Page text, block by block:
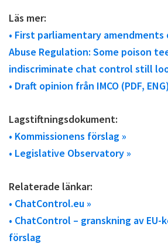
Läs mer:
• First parliamentary amendments
Abuse Regulation: Some poison
indiscriminate chat control still
• Draft opinion från IMCO (PDF,
Lagstiftningsdokument:
• Kommissionens förslag »
• Legislative Observatory »
Relaterade länkar:
• ChatControl.eu »
• ChatControl – granskning av EU-
förslag